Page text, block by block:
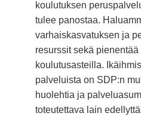
koulutuksen
tulee panostaa.
varhaiskasvatuksen ja
resurssit sekä
koulutusasteilla.
palveluista on SDP:n
huolehtia ja
toteutettava lain